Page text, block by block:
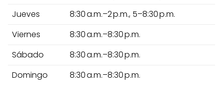
Jueves
8:30 a.m.–2 p.m., 5–8:30 p.m.
Viernes
8:30 a.m.–8:30 p.m.
Sábado
8:30 a.m.–8:30 p.m.
Domingo
8:30 a.m.–8:30 p.m.